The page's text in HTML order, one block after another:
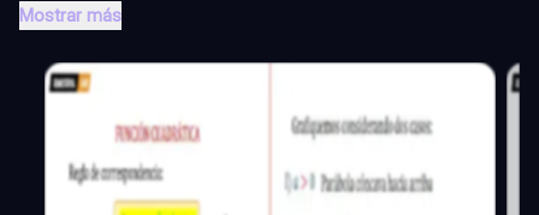
Mostrar más